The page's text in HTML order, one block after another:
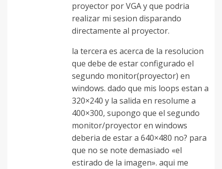
proyector por VGA y que podria
realizar mi sesion disparando
directamente al proyector.
la tercera es acerca de la resolucion
que debe de estar configurado el
segundo monitor(proyector) en
windows. dado que mis loops estan a
320×240 y la salida en resolume a
400×300, supongo que el segundo
monitor/proyector en windows
deberia de estar a 640×480 no? para
que no se note demasiado «el
estirado de la imagen». aqui me